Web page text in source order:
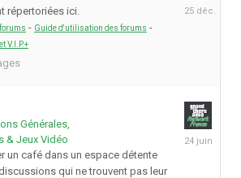
répertoriées ici.
- Guide d'utilisation des forums -
V.I.P.+
25
Générales
& Jeux Vidéo
un café dans un espace détente
qui ne trouvent pas leur
24